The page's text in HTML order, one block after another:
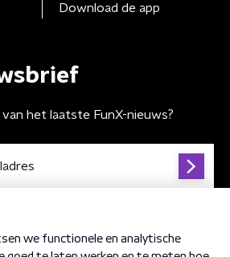
Download de app
het laatste FunX-nieuws?